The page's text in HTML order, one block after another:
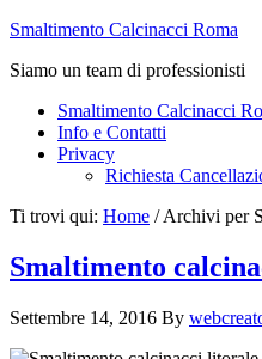
Smaltimento Calcinacci Roma
Siamo un team di professionisti
Smaltimento Calcinacci
Info e Contatti
Privacy
Richiesta
Ti trovi qui: Home /Archivi per
Smaltimento
Settembre 14, 2016 By